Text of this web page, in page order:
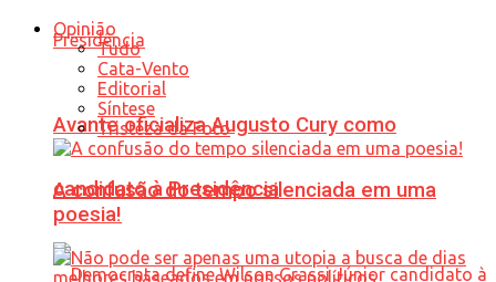
Avante oficializa Augusto Cury como
candidato à Presidência
Opinião
Tudo
Cata-Vento
Editorial
Síntese
Tristeza da Foto
A confusão do tempo silenciada em uma
poesia!